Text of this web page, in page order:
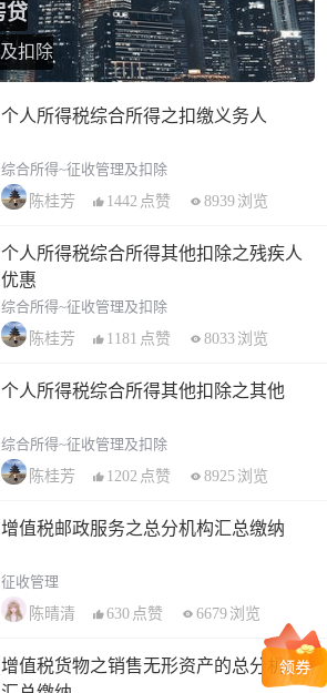
贷
扣除
个人所得税综合所得之扣缴义务人
综合所得~征收管理及扣除
陈桂芳
1442 点赞 8939 浏览
个人所得税综合所得其他扣除之残疾人
优惠
综合所得~征收管理及扣除
陈桂芳
1181 点赞 8033 浏览
个人所得税综合所得其他扣除之其他
综合所得~征收管理及扣除
陈桂芳
1202 点赞 8925 浏览
增值税邮政服务之总分机构汇总缴纳
征收管理
陈晴清
630 点赞 6679 浏览
增值税货物之销售无形资产的总分机构